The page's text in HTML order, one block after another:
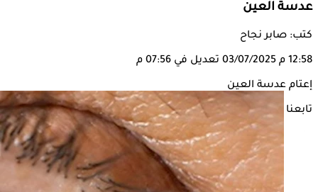
عدسة العين
كتب: صابر نجاح
12:58 م 03/07/2025 تعديل في 07:56 م
إعتام عدسة العين
تابعنا على